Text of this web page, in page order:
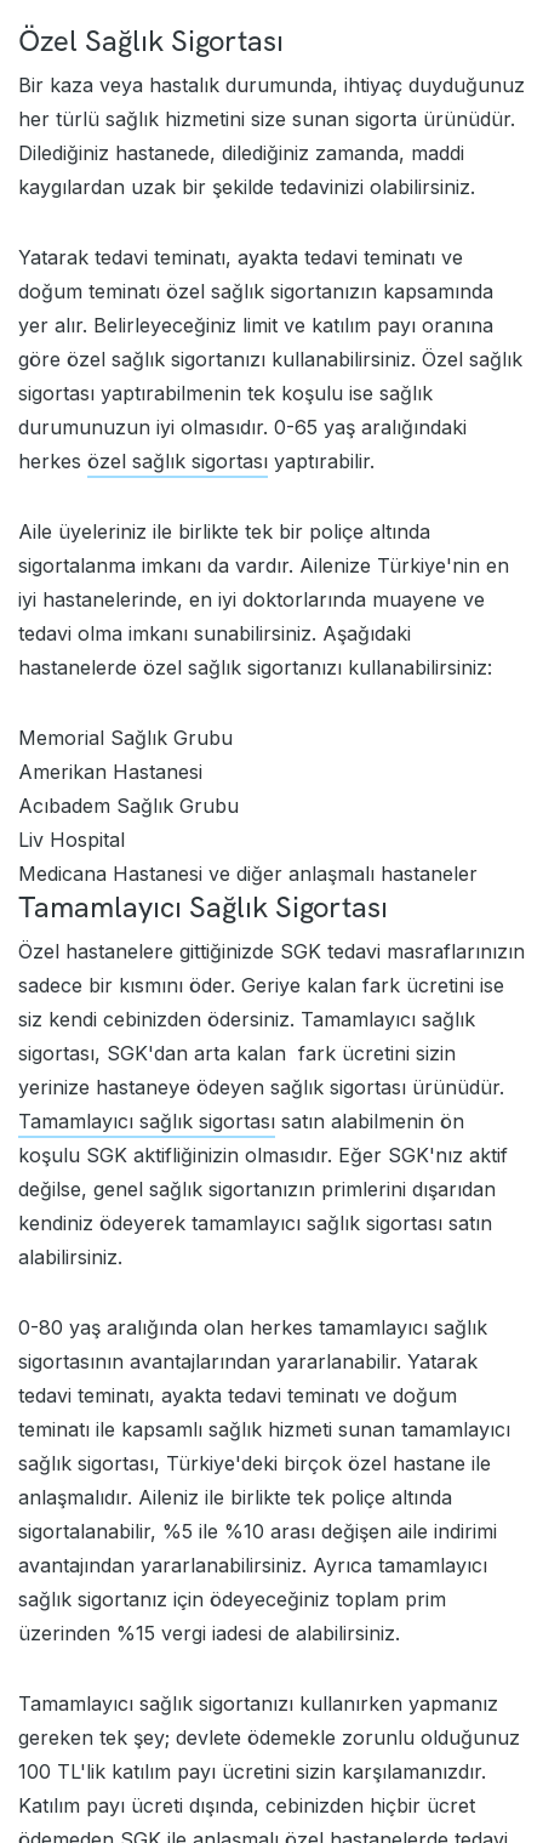
Özel Sağlık Sigortası
Bir kaza veya hastalık durumunda, ihtiyaç duyduğunuz
her türlü sağlık hizmetini size sunan sigorta ürünüdür.
Dilediğiniz hastanede, dilediğiniz zamanda, maddi
kaygılardan uzak bir şekilde tedavinizi olabilirsiniz.
Yatarak tedavi teminatı, ayakta tedavi teminatı ve
doğum teminatı özel sağlık sigortanızın kapsamında
yer alır. Belirleyeceğiniz limit ve katılım payı oranına
göre özel sağlık sigortanızı kullanabilirsiniz. Özel sağlık
sigortası yaptırabilmenin tek koşulu ise sağlık
durumunuzun iyi olmasıdır. 0-65 yaş aralığındaki
herkes özel sağlık sigortası yaptırabilir.
Aile üyeleriniz ile birlikte tek bir poliçe altında
sigortalanma imkanı da vardır. Ailenize Türkiye'nin en
iyi hastanelerinde, en iyi doktorlarında muayene ve
tedavi olma imkanı sunabilirsiniz. Aşağıdaki
hastanelerde özel sağlık sigortanızı kullanabilirsiniz:
Memorial Sağlık Grubu
Amerikan Hastanesi
Acıbadem Sağlık Grubu
Liv Hospital
Medicana Hastanesi ve diğer anlaşmalı hastaneler
Tamamlayıcı Sağlık Sigortası
Özel hastanelere gittiğinizde SGK tedavi masraflarınızın
sadece bir kısmını öder. Geriye kalan fark ücretini ise
siz kendi cebinizden ödersiniz. Tamamlayıcı sağlık
sigortası, SGK'dan arta kalan fark ücretini sizin
yerinize hastaneye ödeyen sağlık sigortası ürünüdür.
Tamamlayıcı sağlık sigortası satın alabilmenin ön
koşulu SGK aktifliğinizin olmasıdır. Eğer SGK'nız aktif
değilse, genel sağlık sigortanızın primlerini dışarıdan
kendiniz ödeyerek tamamlayıcı sağlık sigortası satın
alabilirsiniz.
0-80 yaş aralığında olan herkes tamamlayıcı sağlık
sigortasının avantajlarından yararlanabilir. Yatarak
tedavi teminatı, ayakta tedavi teminatı ve doğum
teminatı ile kapsamlı sağlık hizmeti sunan tamamlayıcı
sağlık sigortası, Türkiye'deki birçok özel hastane ile
anlaşmalıdır. Aileniz ile birlikte tek poliçe altında
sigortalanabilir, %5 ile %10 arası değişen aile indirimi
avantajından yararlanabilirsiniz. Ayrıca tamamlayıcı
sağlık sigortanız için ödeyeceğiniz toplam prim
üzerinden %15 vergi iadesi de alabilirsiniz.
Tamamlayıcı sağlık sigortanızı kullanırken yapmanız
gereken tek şey; devlete ödemekle zorunlu olduğunuz
100 TL'lik katılım payı ücretini sizin karşılamanızdır.
Katılım payı ücreti dışında, cebinizden hiçbir ücret